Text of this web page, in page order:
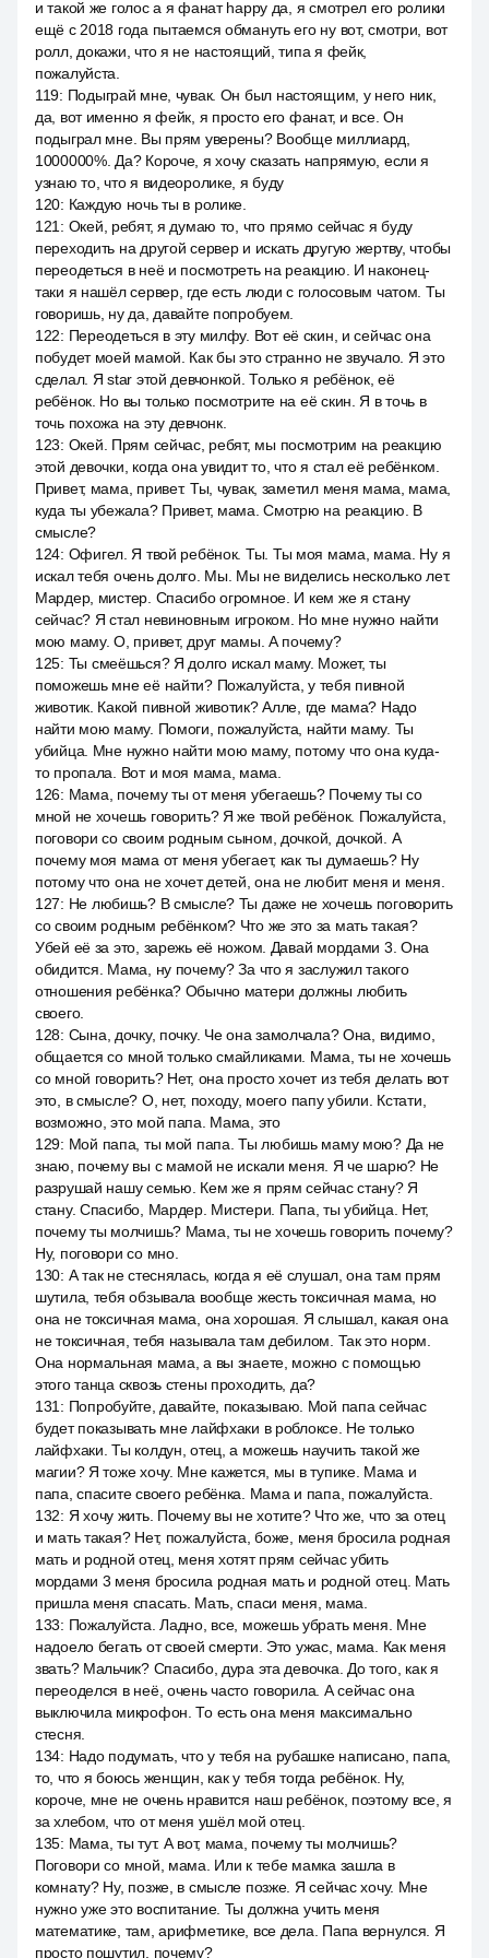
и такой же голос а я фанат happy да, я смотрел его ролики
ещё с 2018 года пытаемся обмануть его ну вот, смотри, вот
ролл, докажи, что я не настоящий, типа я фейк,
пожалуйста.
119: Подыграй мне, чувак. Он был настоящим, у него ник,
да, вот именно я фейк, я просто его фанат, и все. Он
подыграл мне. Вы прям уверены? Вообще миллиард,
1000000%. Да? Короче, я хочу сказать напрямую, если я
узнаю то, что я видеоролике, я буду
120: Каждую ночь ты в ролике.
121 : Окей, ребят, я думаю то, что прямо сейчас я буду
переходить на другой сервер и искать другую жертву, чтобы
переодеться в неё и посмотреть на реакцию. И наконец-
таки я нашёл сервер, где есть люди с голосовым чатом. Ты
говоришь, ну да, давайте попробуем.
122: Переодеться в эту милфу. Вот её скин, и сейчас она
побудет моей мамой. Как бы это странно не звучало. Я это
сделал. Я star этой девчонкой. Только я ребёнок, её
ребёнок. Но вы только посмотрите на её скин. Я в точь в
точь похожа на эту девчонк.
123: Окей. Прям сейчас, ребят, мы посмотрим на реакцию
этой девочки, когда она увидит то, что я стал её ребёнком.
Привет, мама, привет. Ты, чувак, заметил меня мама, мама,
куда ты убежала? Привет, мама. Смотрю на реакцию. В
смысле?
124: Офигел. Я твой ребёнок. Ты. Ты моя мама, мама. Ну я
искал тебя очень долго. Мы. Мы не виделись несколько лет.
Мардер, мистер. Спасибо огромное. И кем же я стану
сейчас? Я стал невиновным игроком. Но мне нужно найти
мою маму. О, привет, друг мамы. А почему?
125: Ты смеёшься? Я долго искал маму. Может, ты
поможешь мне её найти? Пожалуйста, у тебя пивной
животик. Какой пивной животик? Алле, где мама? Надо
найти мою маму. Помоги, пожалуйста, найти маму. Ты
убийца. Мне нужно найти мою маму, потому что она куда-
то пропала. Вот и моя мама, мама.
126: Мама, почему ты от меня убегаешь? Почему ты со
мной не хочешь говорить? Я же твой ребёнок. Пожалуйста,
поговори со своим родным сыном, дочкой, дочкой. А
почему моя мама от меня убегает, как ты думаешь? Ну
потому что она не хочет детей, она не любит меня и меня.
127: Не любишь? В смысле? Ты даже не хочешь поговорить
со своим родным ребёнком? Что же это за мать такая?
Убей её за это, зарежь её ножом. Давай мордами 3. Она
обидится. Мама, ну почему? За что я заслужил такого
отношения ребёнка? Обычно матери должны любить
своего.
128: Сына, дочку, почку. Че она замолчала? Она, видимо,
общается со мной только смайликами. Мама, ты не хочешь
со мной говорить? Нет, она просто хочет из тебя делать вот
это, в смысле? О, нет, походу, моего папу убили. Кстати,
возможно, это мой папа. Мама, это
129: Мой папа, ты мой папа. Ты любишь маму мою? Да не
знаю, почему вы с мамой не искали меня. Я че шарю? Не
разрушай нашу семью. Кем же я прям сейчас стану? Я
стану. Спасибо, Мардер. Мистери. Папа, ты убийца. Нет,
почему ты молчишь? Мама, ты не хочешь говорить почему?
Ну, поговори со мно.
130: А так не стеснялась, когда я её слушал, она там прям
шутила, тебя обзывала вообще жесть токсичная мама, но
она не токсичная мама, она хорошая. Я слышал, какая она
не токсичная, тебя называла там дебилом. Так это норм.
Она нормальная мама, а вы знаете, можно с помощью
этого танца сквозь стены проходить, да?
131 : Попробуйте, давайте, показываю. Мой папа сейчас
будет показывать мне лайфхаки в роблоксе. Не только
лайфхаки. Ты колдун, отец, а можешь научить такой же
магии? Я тоже хочу. Мне кажется, мы в тупике. Мама и
папа, спасите своего ребёнка. Мама и папа, пожалуйста.
132: Я хочу жить. Почему вы не хотите? Что же, что за отец
и мать такая? Нет, пожалуйста, боже, меня бросила родная
мать и родной отец, меня хотят прям сейчас убить
мордами 3 меня бросила родная мать и родной отец. Мать
пришла меня спасать. Мать, спаси меня, мама.
133: Пожалуйста. Ладно, все, можешь убрать меня. Мне
надоело бегать от своей смерти. Это ужас, мама. Как меня
звать? Мальчик? Спасибо, дура эта девочка. До того, как я
переоделся в неё, очень часто говорила. А сейчас она
выключила микрофон. То есть она меня максимально
стесня.
134: Надо подумать, что у тебя на рубашке написано, папа,
то, что я боюсь женщин, как у тебя тогда ребёнок. Ну,
короче, мне не очень нравится наш ребёнок, поэтому все, я
за хлебом, что от меня ушёл мой отец.
135: Мама, ты тут. А вот, мама, почему ты молчишь?
Поговори со мной, мама. Или к тебе мамка зашла в
комнату? Ну, позже, в смысле позже. Я сейчас хочу. Мне
нужно уже это воспитание. Ты должна учить меня
математике, там, арифметике, все дела. Папа вернулся. Я
просто пошутил, почему?